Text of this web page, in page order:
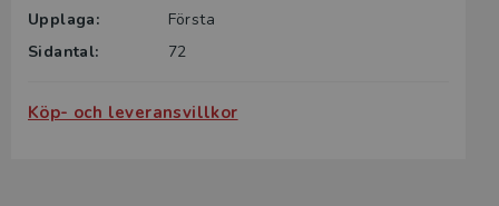
Upplaga:
Första
Sidantal:
72
Köp- och leveransvillkor